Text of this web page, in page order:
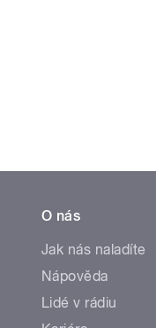
O nás
Jak nás naladíte
Nápověda
Lidé v rádiu